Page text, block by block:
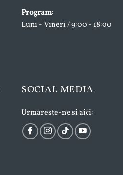
Program:
Luni - Vineri / 9:00 - 18:00
SOCIAL MEDIA
Urmareste-ne si aici: